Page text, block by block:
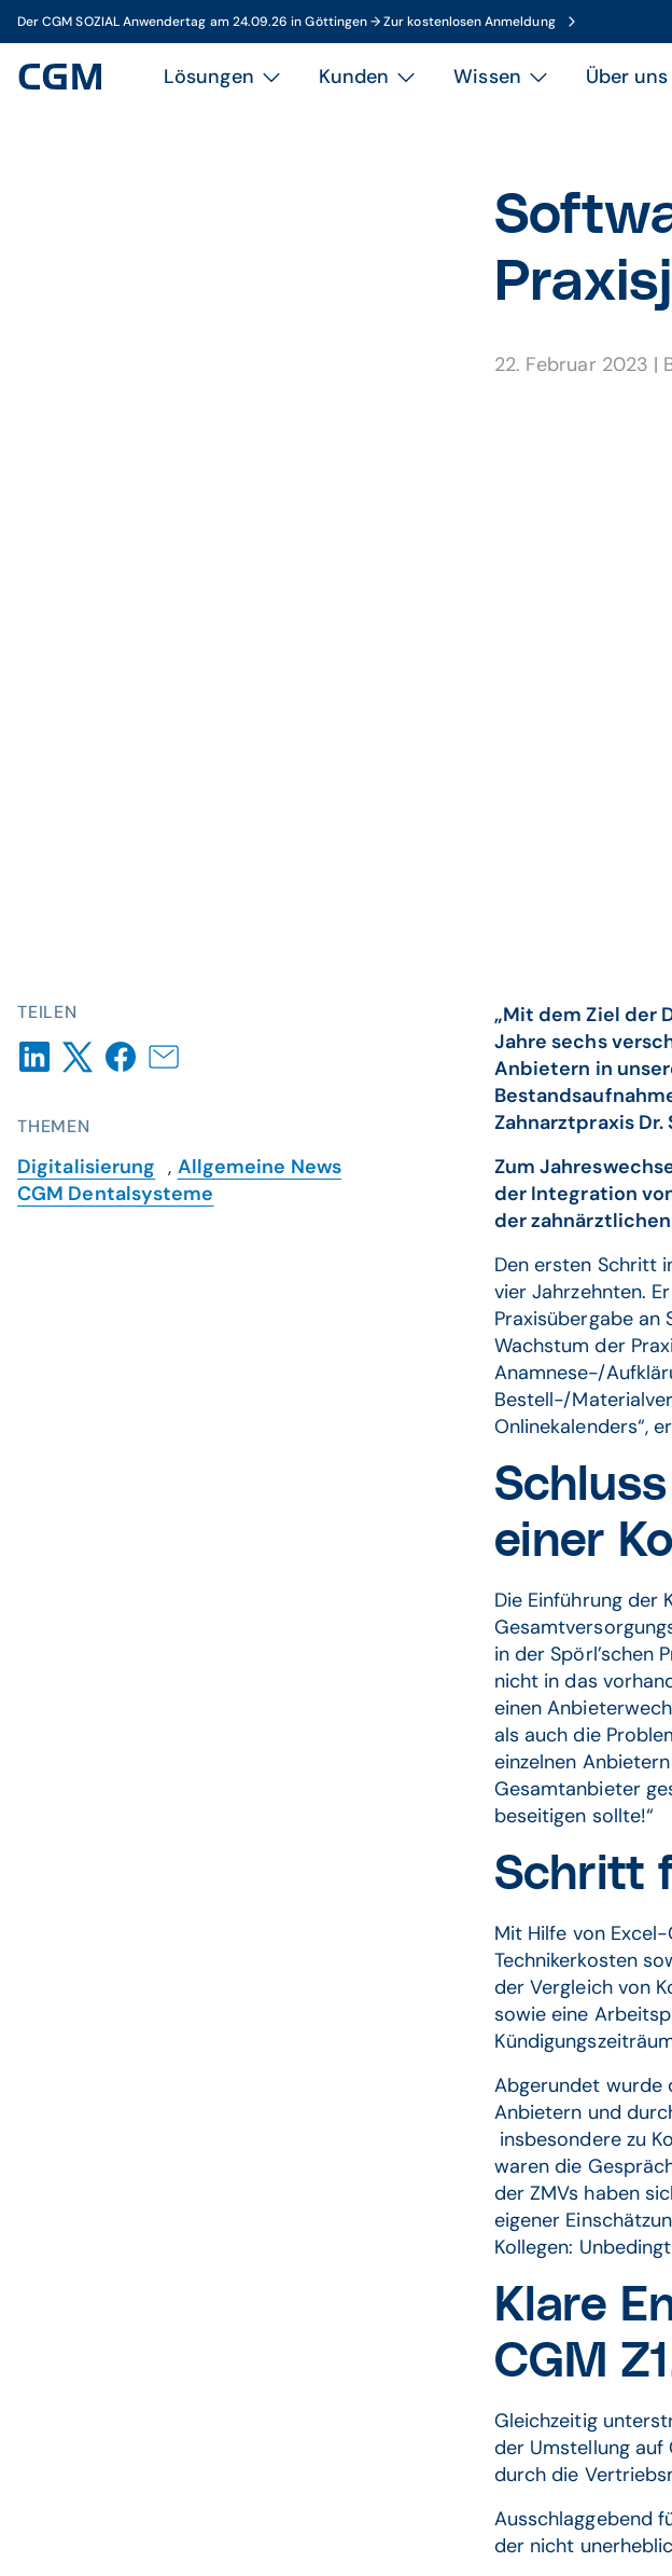
Der CGM SOZIAL Anwendertag am 24.09.26 in Göttingen → Zur kostenlosen Anmeldung
Lösungen Kunden Wissen Über uns
22. Februar 2023 |
TEILEN
THEMEN
Digitalisierung , Allgemeine News
CGM Dentalsysteme
„Mit dem Ziel der
Jahre sechs
Anbietern in
Zahnarztpraxis Dr.
Zum
der Integration
der
Den ersten Schritt
vier Jahrzehnten.
Praxisübergabe an
Wachstum der
Anamnese-/
Bestell-/
Onlinekalenders“,
einer
Die Einführung der
in der Spörl’schen
nicht in das
einen
als auch die
einzelnen
Gesamtanbieter
beseitigen sollte!“
Schritt
Mit Hilfe von
Technikerkosten
der Vergleich von
sowie eine
Abgerundet wurde
Anbietern und
insbesondere zu
waren die
der ZMVs haben
eigener
Kollegen:
Klare
CGM
Gleichzeitig
der Umstellung auf
durch die
Ausschlaggebend
der nicht